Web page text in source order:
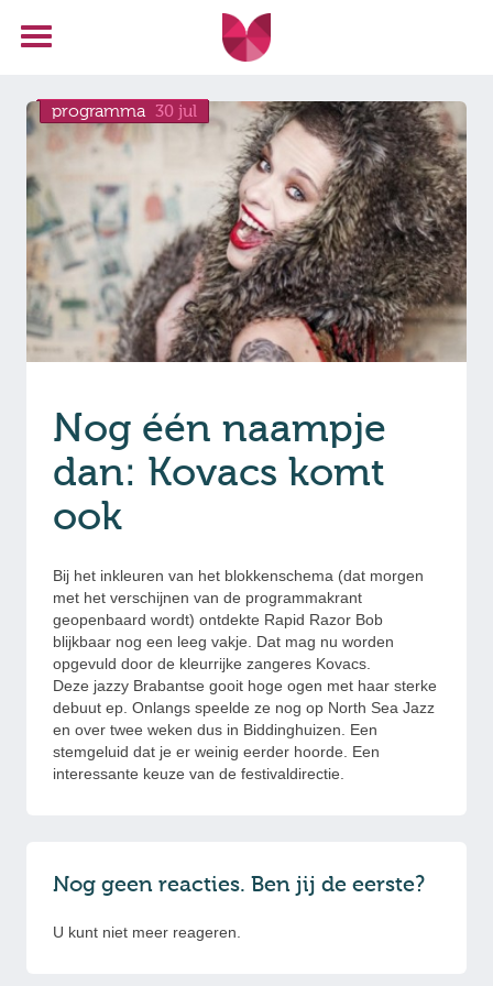
programma 30 jul
Nog één naampje
dan: Kovacs komt
ook
Bij het inkleuren van het blokkenschema (dat morgen
met het verschijnen van de programmakrant
geopenbaard wordt) ontdekte Rapid Razor Bob
blijkbaar nog een leeg vakje. Dat mag nu worden
opgevuld door de kleurrijke zangeres Kovacs.
Deze jazzy Brabantse gooit hoge ogen met haar sterke
debuut ep. Onlangs speelde ze nog op North Sea Jazz
en over twee weken dus in Biddinghuizen. Een
stemgeluid dat je er weinig eerder hoorde. Een
interessante keuze van de festivaldirectie.
Nog geen reacties. Ben jij de eerste?
U kunt niet meer reageren.